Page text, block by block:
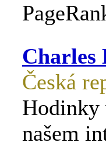
Charles
Česká
Hodinky
našem